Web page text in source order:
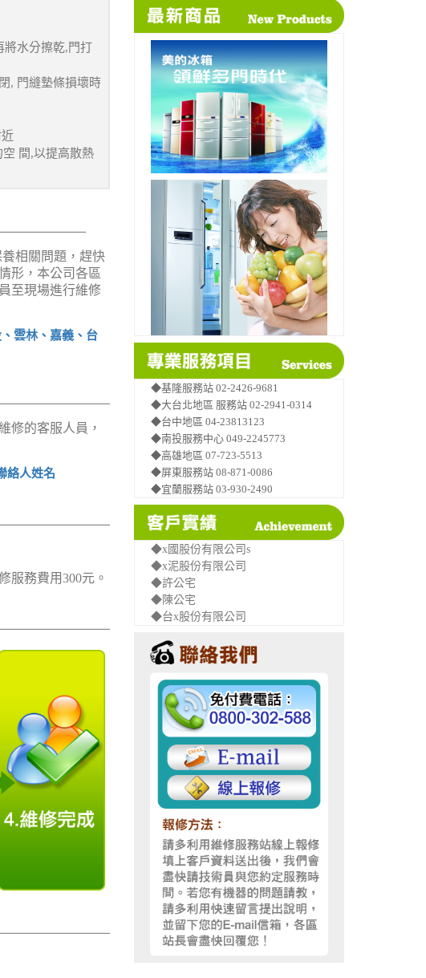
將水分擦乾,門打
, 門縫墊條損壞時
間,以提高散熱
相關問題，趕快
形，本公司各區
至現場進行維修
雲林、嘉義、台
修的客服人員，
絡人姓名
服務費用300元。
◆基隆服務站 02-2426-9681
◆大台北地區 服務站 02-2941-0314
◆台中地區 04-23813123
◆南投服務中心 049-2245773
◆高雄地區 07-723-5513
◆屏東服務站 08-871-0086
◆宜蘭服務站 03-930-2490
◆x國股份有限公司s
◆x泥股份有限公司
◆許公宅
◆陳公宅
◆台x股份有限公司